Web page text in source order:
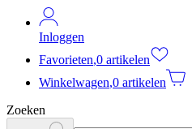
Inloggen
Favorieten,0 artikelen
Winkelwagen,0 artikelen
Zoeken